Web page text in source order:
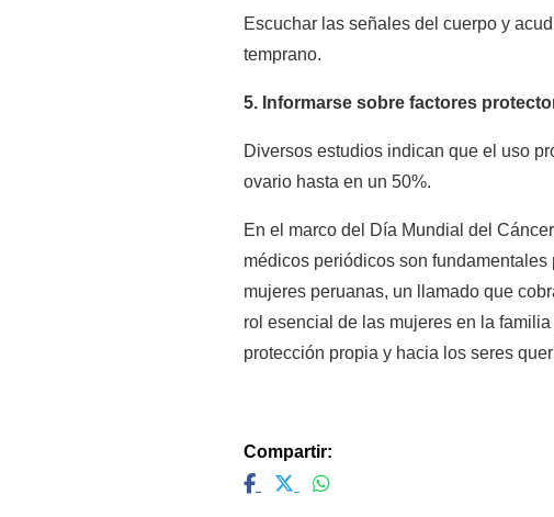
Escuchar las señales del cuerpo y
temprano.
5. Informarse sobre factores
Diversos estudios indican que el uso
ovario hasta en un 50%.
En el marco del Día Mundial del
médicos periódicos son
mujeres peruanas, un llamado que
rol esencial de las mujeres en la
protección propia y hacia los seres
Compartir: